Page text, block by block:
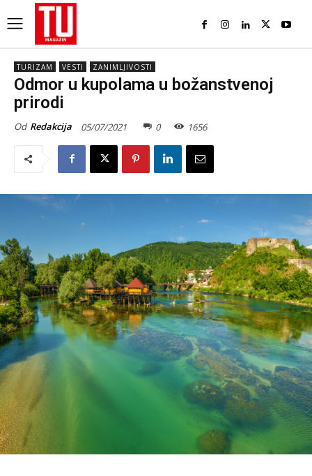
TURIZAM VESTI ZANIMLJIVOSTI
Odmor u kupolama u božanstvenoj
prirodi
Od Redakcija 05/07/2021 0 1656